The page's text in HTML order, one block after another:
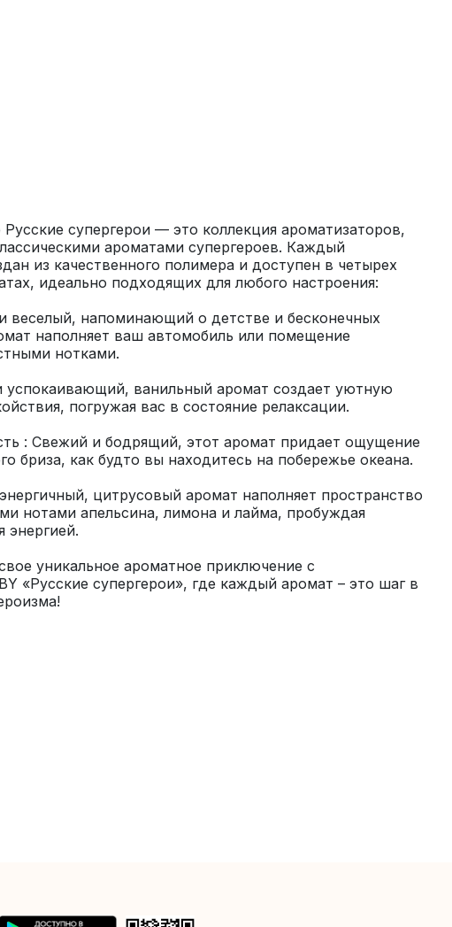
супергерои — это коллекция ароматизаторов,
ароматами супергероев. Каждый
из качественного полимера и доступен в четырех
веселый, напоминающий о детстве и бесконечных
наполняет ваш автомобиль или помещение
успокаивающий, ванильный аромат создает уютную
: Свежий и бодрящий, этот аромат придает ощущение
цитрусовый аромат наполняет пространство
нотами апельсина, лимона и лайма, пробуждая
уникальное ароматное приключение с
«Русские супергерои», где каждый аромат – это шаг в